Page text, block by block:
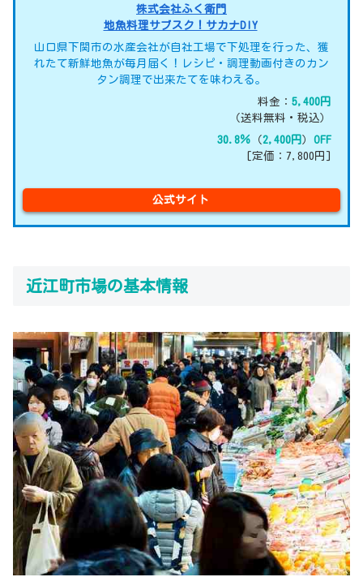
株式会社ふく衛門
地魚料理サブスク！サカナDIY
山口県下関市の水産会社が自社工場で下処理を行った、獲
れたて新鮮地魚が毎月届く！レシピ・調理動画付きのカン
タン調理で出来たてを味わえる。
料金：5,400円
（送料無料・税込）
30.8％
（2,400円）OFF
[定価：7,800円]
公式サイト
近江町市場の基本情報